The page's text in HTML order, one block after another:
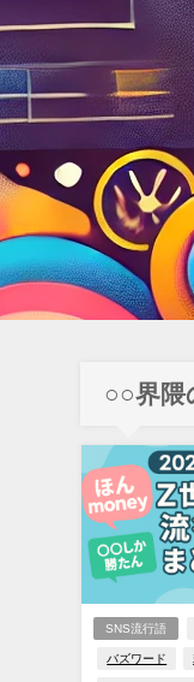
○○界隈
SNS流行語
バズワード